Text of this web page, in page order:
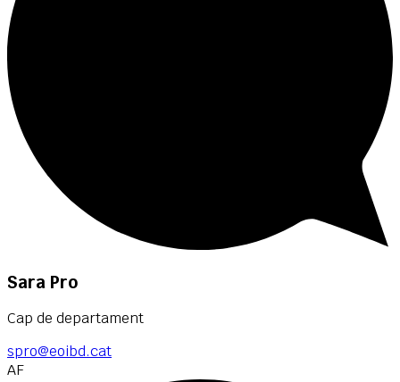
Sara Pro
Cap de departament
spro@eoibd.cat
AF